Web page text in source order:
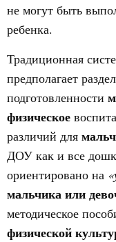
не могут быть
ребенка.
Традиционная
предполагает
подготовленности
физическое
различий для
ДОУ как и все
ориентировано на
мальчика или
методическое
физической